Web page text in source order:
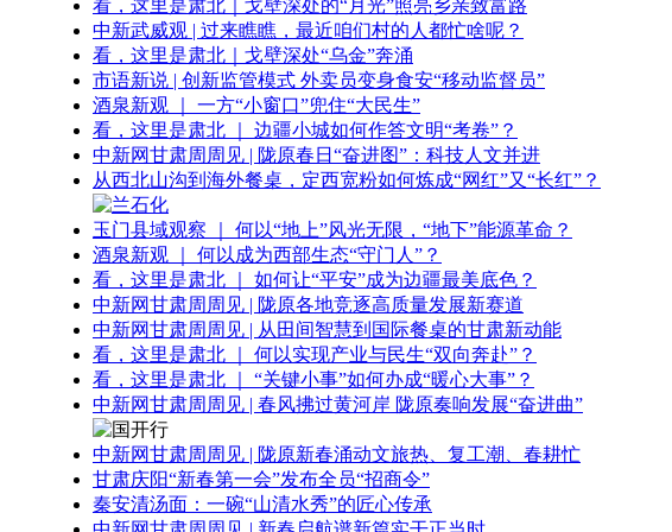
看，这里是肃北｜戈壁深处的“月光”照亮乡亲致富路
中新武威观 | 过来瞧瞧，最近咱们村的人都忙啥呢？
看，这里是肃北｜戈壁深处“乌金”奔涌
市语新说 | 创新监管模式 外卖员变身食安“移动监督员”
酒泉新观 ｜ 一方“小窗口”兜住“大民生”
看，这里是肃北 ｜ 边疆小城如何作答文明“考卷”？
中新网甘肃周周见 | 陇原春日“奋进图”：科技人文并进
从西北山沟到海外餐桌，定西宽粉如何炼成“网红”又“长红”？
玉门县域观察 ｜ 何以“地上”风光无限，“地下”能源革命？
酒泉新观 ｜ 何以成为西部生态“守门人”？
看，这里是肃北 ｜ 如何让“平安”成为边疆最美底色？
中新网甘肃周周见 | 陇原各地竞逐高质量发展新赛道
中新网甘肃周周见 | 从田间智慧到国际餐桌的甘肃新动能
看，这里是肃北 ｜ 何以实现产业与民生“双向奔赴”？
看，这里是肃北 ｜ “关键小事”如何办成“暖心大事”？
中新网甘肃周周见 | 春风拂过黄河岸 陇原奏响发展“奋进曲”
中新网甘肃周周见 | 陇原新春涌动文旅热、复工潮、春耕忙
甘肃庆阳“新春第一会”发布全员“招商令”
秦安清汤面：一碗“山清水秀”的匠心传承